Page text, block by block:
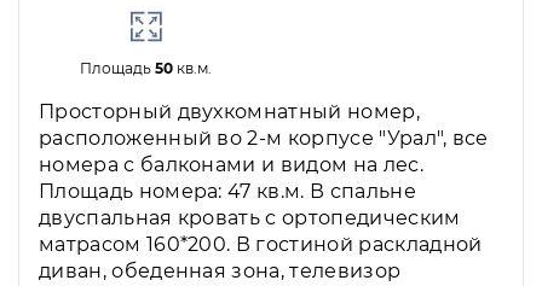
Площадь50 кв.м.
Просторный двухкомнатный номер,
расположенный во 2-м корпусе "Урал", все
номера с балконами и видом на лес.
Площадь номера: 47 кв.м. В спальне
двуспальная кровать с ортопедическим
матрасом 160*200. В гостиной раскладной
диван, обеденная зона, телевизор